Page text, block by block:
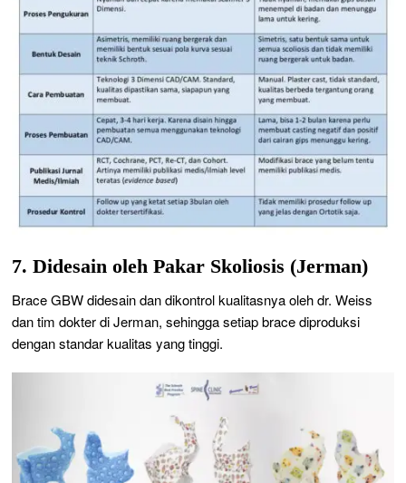
7. Didesain oleh Pakar Skoliosis (Jerman)
Brace GBW didesain dan dikontrol kualitasnya oleh dr. Weiss
dan tim dokter di Jerman, sehingga setiap brace diproduksi
dengan standar kualitas yang tinggi.